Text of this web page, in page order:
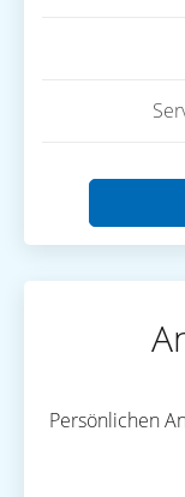
Persönlichen